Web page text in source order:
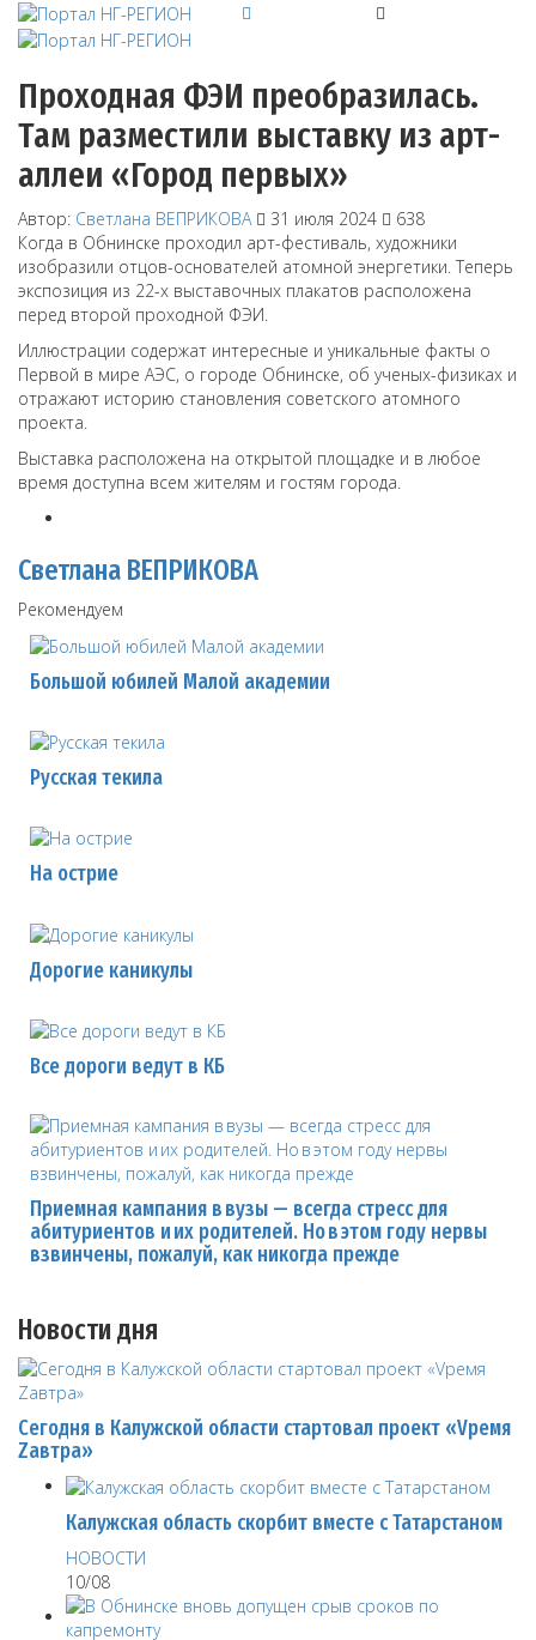
Проходная ФЭИ преобразилась.
Там разместили выставку из арт-
аллеи «Город первых»
Автор: Светлана ВЕПРИКОВА 31 июля 2024
638
Когда в Обнинске проходил арт-фестиваль, художники
изобразили отцов-основателей атомной энергетики. Теперь
экспозиция из 22-х выставочных плакатов расположена
перед второй проходной ФЭИ.
Иллюстрации содержат интересные и уникальные факты о
Первой в мире АЭС, о городе Обнинске, об ученых-физиках и
отражают историю становления советского атомного
проекта.
Выставка расположена на открытой площадке и в любое
время доступна всем жителям и гостям города.
Светлана ВЕПРИКОВА
Рекомендуем
Большой юбилей Малой академии
Русская текила
На острие
Дорогие каникулы
Все дороги ведут в КБ
Приемная кампания в вузы — всегда стресс для
абитуриентов и их родителей. Но в этом году нервы
взвинчены, пожалуй, как никогда прежде
Новости дня
Сегодня в Калужской области стартовал проект «Vремя
Zавтра»
Калужская область скорбит вместе с Татарстаном
НОВОСТИ
10/08